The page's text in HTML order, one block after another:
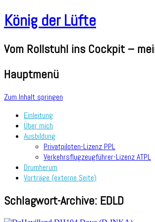
König der Lüfte
Vom Rollstuhl ins Cockpit –
Hauptmenü
Zum Inhalt springen
Einleitung
Über mich
Ausbildung
Privatpiloten-Lizenz PPL
Verkehrsflugzeugführer-Lizenz ATPL
Drumherum
Vorträge (externe Seite)
Schlagwort-Archive: EDLD